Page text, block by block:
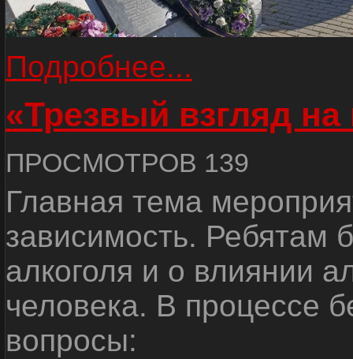
Подробнее...
«Трезвый взгляд на
ПРОСМОТРОВ 139
Главная тема
зависимость. Ребятам
алкоголя и о влиянии
человека. В процессе
вопросы: